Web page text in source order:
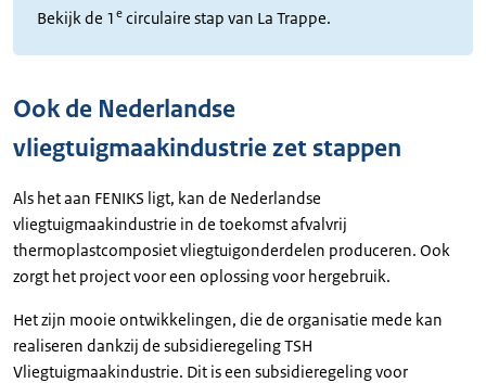
details
Bekijk de 1 e circulaire stap van La Trappe.
Ook de Nederlandse
vliegtuigmaakindustrie zet stappen
Als het aan FENIKS ligt, kan de Nederlandse
vliegtuigmaakindustrie in de toekomst afvalvrij
thermoplastcomposiet vliegtuigonderdelen produceren. Ook
zorgt het project voor een oplossing voor hergebruik.
Het zijn mooie ontwikkelingen, die de organisatie mede kan
realiseren dankzij de subsidieregeling TSH
Vliegtuigmaakindustrie. Dit is een subsidieregeling voor